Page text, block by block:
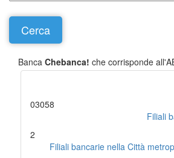
Banca Chebanca! che corrisponde
03058
Filiali
2
Filiali bancarie nella Città